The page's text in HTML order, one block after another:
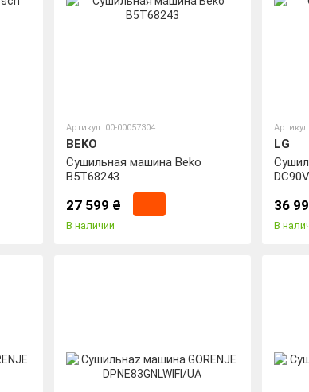
Артикул: 00-00057304
BEKO
Сушильная машина Beko
B5T68243
27 599 ₴
В наличии
LG
36
В